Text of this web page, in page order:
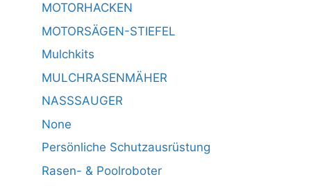
MOTORHACKEN
MOTORSÄGEN-STIEFEL
Mulchkits
MULCHRASENMÄHER
NASSSAUGER
None
Persönliche Schutzausrüstung
Rasen- & Poolroboter